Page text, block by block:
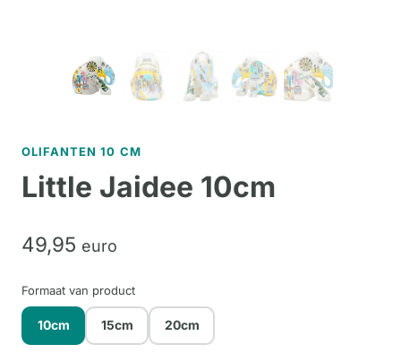
OLIFANTEN 10 CM
Little Jaidee 10cm
49,95 euro
Formaat van product
10cm 15cm 20cm